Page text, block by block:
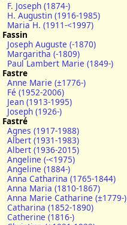
F. Joseph (1874-)
H. Augustin (1916-1985)
Maria H. (1911-<1997)
Fassin
Joseph Auguste (-1870)
Margaritha (-1809)
Paul Lambert Marie (1849-)
Fastre
Anne Marie (±1776-)
Fé (1952-2006)
Jean (1913-1995)
Joseph (1926-)
Fastré
Agnes (1917-1988)
Albert (1931-1983)
Albert (1936-2015)
Angeline (-<1975)
Angeline (1884-)
Anna Catharina (1765-1844)
Anna Maria (1810-1867)
Anna Marie Catharine (±1779-)
Catharina (1852-1890)
Catherine (1816-)